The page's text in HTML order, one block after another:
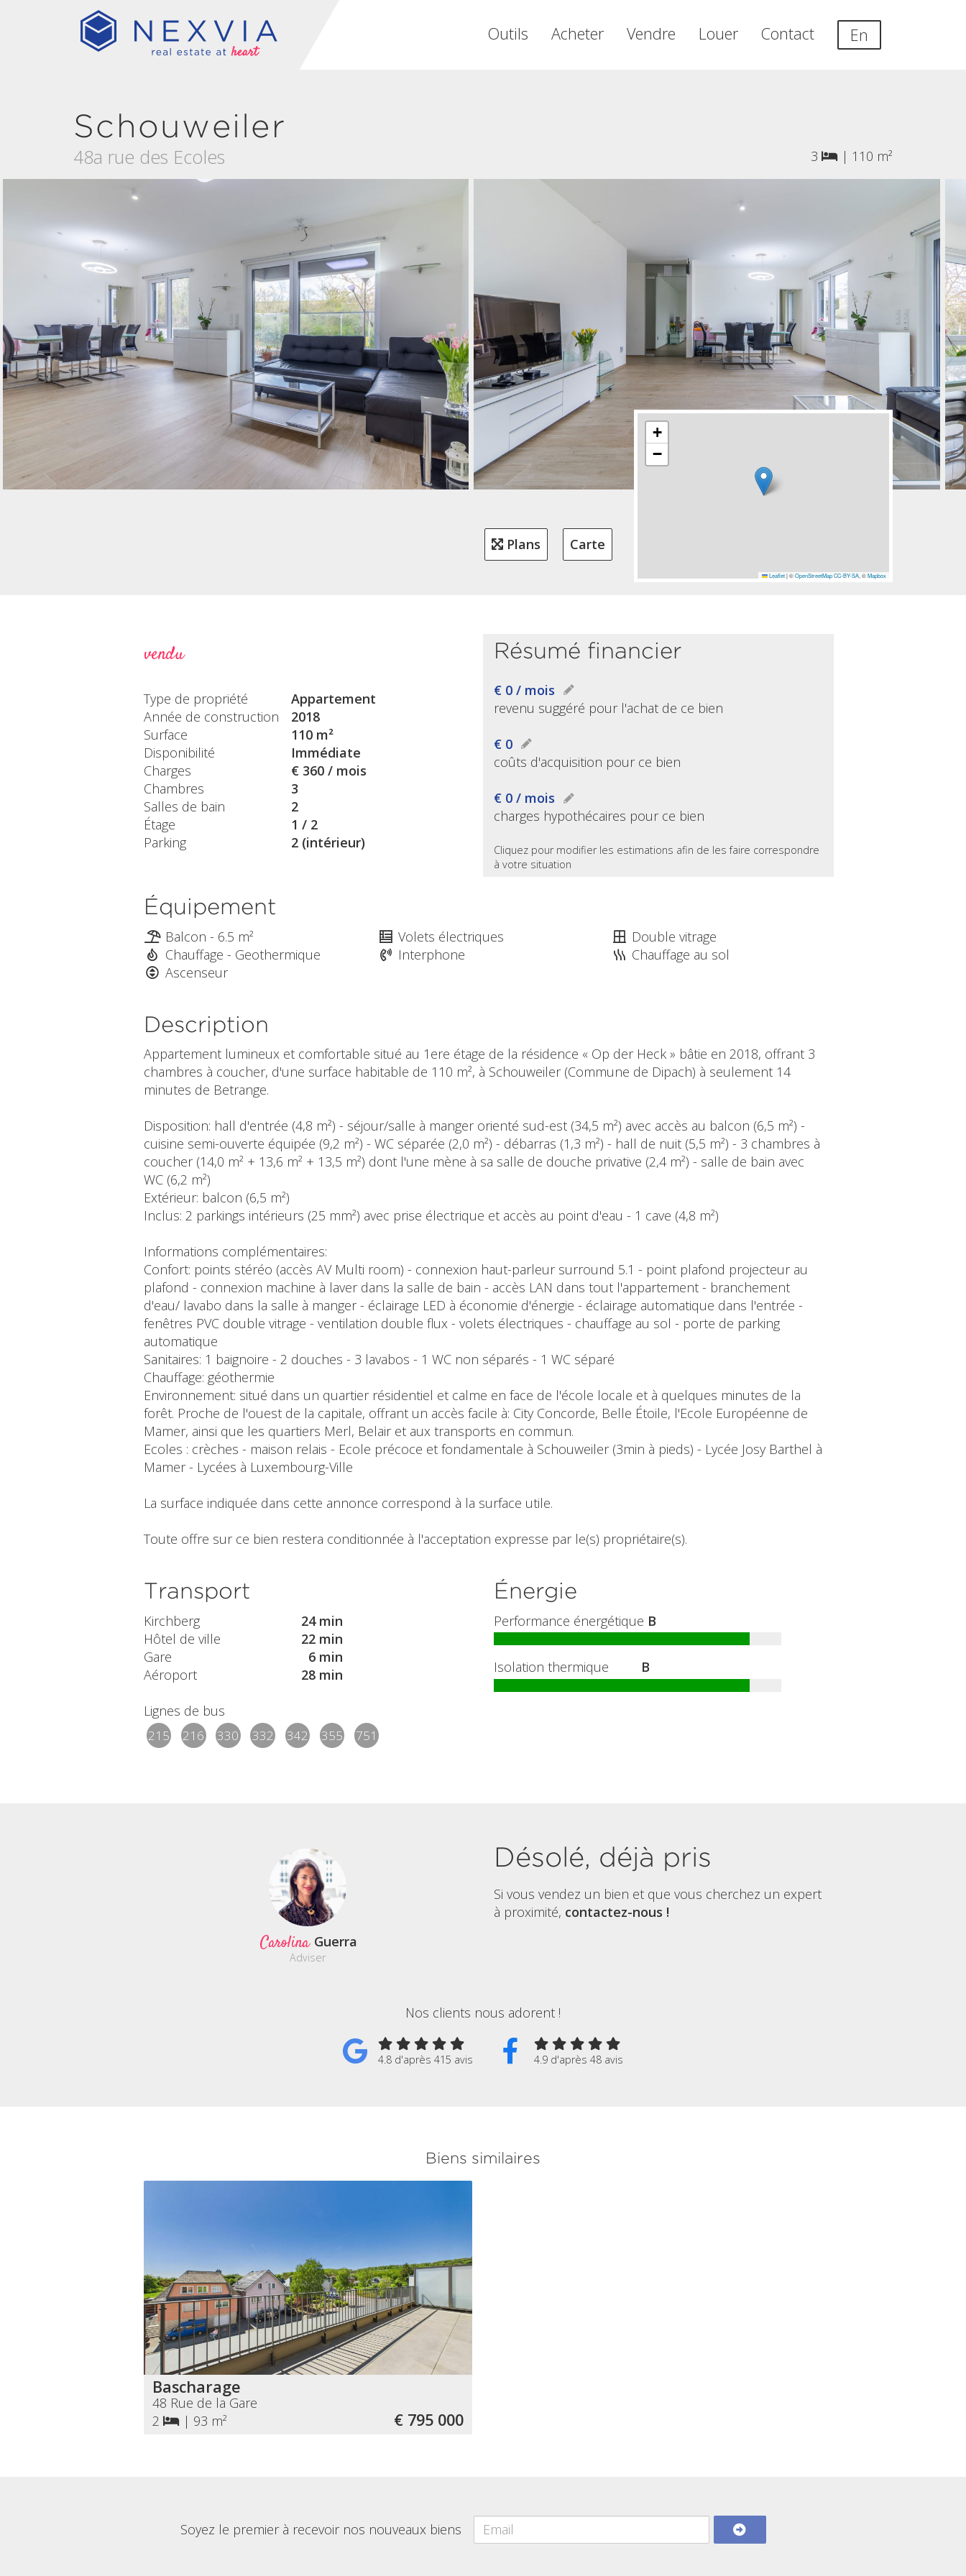
Outils Acheter Vendre Louer Contact En
Schouweiler
48a rue des Ecoles 3 | 110 m²
Plans Carte
+
−
Leaflet |©OpenStreetMap CC-BY-SA, ©Mapbox
vendu
Type de propriété
Appartement
Année de construction
2018
Surface
110 m²
Disponibilité
Immédiate
Charges
€ 360 / mois
Chambres
3
Salles de bain
2
Étage
1 / 2
Parking
2 (intérieur)
Résumé financier
€ 0 / mois
revenu suggéré pour l'achat de ce bien
€ 0
coûts d'acquisition pour ce bien
€ 0 / mois
charges hypothécaires pour ce bien
Cliquez pour modifier les estimations afin de les faire correspondre
à votre situation
Équipement
Balcon - 6.5 m²
Chauffage - Geothermique
Ascenseur
Volets électriques
Interphone
Double vitrage
Chauffage au sol
Description
Appartement lumineux et comfortable situé au 1ere étage de la résidence « Op der Heck » bâtie en 2018, offrant 3
chambres à coucher, d'une surface habitable de 110 m², à Schouweiler (Commune de Dipach) à seulement 14
minutes de Betrange.
Disposition: hall d'entrée (4,8 m²) - séjour/salle à manger orienté sud-est (34,5 m²) avec accès au balcon (6,5 m²) -
cuisine semi-ouverte équipée (9,2 m²) - WC séparée (2,0 m²) - débarras (1,3 m²) - hall de nuit (5,5 m²) - 3 chambres à
coucher (14,0 m² + 13,6 m² + 13,5 m²) dont l'une mène à sa salle de douche privative (2,4 m²) - salle de bain avec
WC (6,2 m²)
Extérieur: balcon (6,5 m²)
Inclus: 2 parkings intérieurs (25 mm²) avec prise électrique et accès au point d'eau - 1 cave (4,8 m²)
Informations complémentaires:
Confort: points stéréo (accès AV Multi room) - connexion haut-parleur surround 5.1 - point plafond projecteur au
plafond - connexion machine à laver dans la salle de bain - accès LAN dans tout l'appartement - branchement
d'eau/ lavabo dans la salle à manger - éclairage LED à économie d'énergie - éclairage automatique dans l'entrée -
fenêtres PVC double vitrage - ventilation double flux - volets électriques - chauffage au sol - porte de parking
automatique
Sanitaires: 1 baignoire - 2 douches - 3 lavabos - 1 WC non séparés - 1 WC séparé
Chauffage: géothermie
Environnement: situé dans un quartier résidentiel et calme en face de l'école locale et à quelques minutes de la
forêt. Proche de l'ouest de la capitale, offrant un accès facile à: City Concorde, Belle Étoile, l'Ecole Européenne de
Mamer, ainsi que les quartiers Merl, Belair et aux transports en commun.
Ecoles : crèches - maison relais - Ecole précoce et fondamentale à Schouweiler (3min à pieds) - Lycée Josy Barthel à
Mamer - Lycées à Luxembourg-Ville
La surface indiquée dans cette annonce correspond à la surface utile.
Toute offre sur ce bien restera conditionnée à l'acceptation expresse par le(s) propriétaire(s).
Transport
Kirchberg
24 min
Hôtel de ville
22 min
Gare
6 min
Aéroport
28 min
Lignes de bus
215 216 330 332 342 355 751
Énergie
Performance énergétique B
Isolation thermique B
Carolina Guerra
Adviser
Désolé, déjà pris
Si vous vendez un bien et que vous cherchez un expert
à proximité, contactez-nous !
Nos clients nous adorent !
4.8 d'après 415 avis 4.9 d'après 48 avis
Biens similaires
Bascharage
48 Rue de la Gare
2
| 93 m² € 795 000
Soyez le premier à recevoir nos nouveaux biens